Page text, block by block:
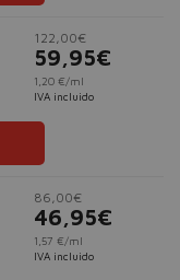
122,00€
59,95€
1,20 €/ml
IVA incluido
86,00€
46,95€
1,57 €/ml
IVA incluido